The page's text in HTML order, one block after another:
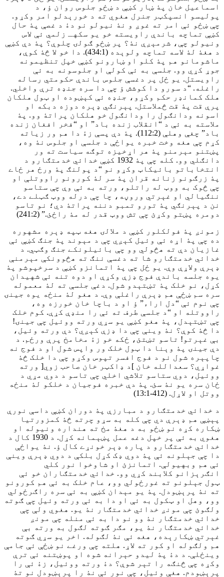
اسماعيل خان پۀ ښار کښې د ښځو جلوس روان ؤ، د
پوليسو انسپکټر جنرل هغوي ته د خورېدلو امر وکړو.
چې ښځو ئې امر ته غوږ و نۀ نيولو نو دۀ د غصې پۀ حال
کښې تماچه باندې راويسته خو يو سکهـ زلمي ئې لاس
ونيولو چې، شرمېږې نۀ؟ پر ښځو ګولۍ چلوې؟ پۀ دې کښې
د هغۀ لۀ لاسه تماچه ولوېده (434:1). دا خو لا څۀ کوې،
ماشومانو هم پۀ کلو او ښارونو کښې خپل تنظيمونه
جوړ کړي وو. جلسې به ئې کولې او جلوسونه به ئې
راويستل. يو ځل پر دغسې جلوس باندې حکومتي رساله
راغله. “د سورو دا کوشش ؤ چې دا سره جنډه ترې واخلي.
هلک کمانډر حکم وکړو، جنډه ئې کېښوده او ټول هلکان
پرې قت پۀ قت څملاستل. پېرنګي ډېره دوزه دبکه او
اسونه ودانګول را ودانګول خو هلکان پراتۀ وو. پۀ
ملاسته به ئې د “انقلاب زنده باد” او “فخر افغان زنده
باد” چغې وهلې (112:2). پۀ دې پسې زۀ دا هم ور زياته
کړم چې هغه وخت خبره يواځې د جلسې او جلوس نۀ وه،
پښتنو مېرمنو پۀ هر اړخيزه توګه سياست ته ور
دانګلي وو. کله چې پۀ 1932 کښې خدائي خدمتګارو د
انتخاباتو بائيکاټ وکړو نو “د پولنګ پۀ ورځ هر ځاے
پۀ زرګونو زنانه قران پۀ سر لۀ کورونو راووتلې او
چې څوک به ووټ له راتلو، ورته به ئې وې چې ستاسو
ننګيالي او غېرتي وروڼه، چا چې درله ووټ ګټلے دے،
نن د پېرنګي پۀ تورو تمبو دننه پراتۀ دي؛ نو تاسو
دومره پښتو وکړئ چې تش ووټ قدر له مۀ راځئ.” (241:2)
زمونږ پۀ فولکلور کښې د ملالۍ هغه ټپه ډېره مشهوره
ده چې پۀ اړه ئې وئيل کېږي چې د مېوند پۀ جنګ کښې ئې
غازيان دې ته هڅولي وو چې بائيلونکے جنګ وګټي. د
خدائي خدمتګارو شا ته دغسې ننګ ته هڅوونکې مېرمنې
ډېرې ولاړې وې. یو ځل چې پۀ اتمانزو کښې د سرخپوشو پۀ
يوه جلسه باندې فوج ډزې وکړې او دوه تنه ئې شهيدان
کړل، نو خلک پۀ تښتېدو شول. دغې جلسې ته لۀ معموله
سره سم ښځې هم ډېرې راغلې وې. د هغو لۀ منځه يوه جينۍ
چې نوم ئې “دل اراء” ؤ او د باچا خان خورزه وه،
راووتله او “د جلسې طرف ته ئې را منډې کړې. کوم خلک
چې تښتېدل، پۀ هغو کښې يو سړي ورته ووئيل چې جينۍ!
دا څۀ کوې؟ نۀ وينې چې دا ډزې کېږي؟ دې ورته وئيل،
بې غېرتو! تاسو تښتئ، ځکه خو زۀ مخامخ پرې ورځم. د
دې جينۍ پۀ وېنا دا ټول خلک ور واپس شول او د فوج نه
چاپېره شول نو د فوج افسر تپوس وکړو چې دا خلک څۀ
غواړي؟ سعدالله خان ]د ډاکټر خان صاحب زوي[ ورته
ووئيل، دوي ستاسو تلاشي اخلي چې تاسو د دوي مړي د
ځان سره يو نۀ سئ. پۀ دې خبره فوجيان د خلکو لۀ منځه
ووتل او لاړل. (412-13:1)
د خدائي خدمتګارو د مبارزې پۀ دوران کښې داسې نورې
پېښې هم ډېرې دي چې کله به سړو چرته څۀ کمزورتيا
ښکاره کړه نو ښځو به د هغۀ مخ ته هنداره ونيوله او
هغوي به ئې پر خپل دغه عمل پښېمانه کړل. د 1930 کال د
خدائي خدمتګارو د پاره ډېر خونړے کال ؤ. نۀ يواځې
دا چې جېلونه ئې پۀ دوي ډک کړل بلکې د دوي ډېرې وينې
ئې هم وبهيولې. اتمانزئ او شاوخوا نور کلي
انګرېزانو کلابند کړي وو. خدائي خدمتګاران خو ئې
ټول جېلونو ته غورځولي وو، عام خلک به ئې هم کورونو
ته نۀ پرېښودل. پۀ يو مېدان کښې به ئې سره راګرځولي
وو، وهل او ټکول به ئې او دا به ئې ورته وئيل چې ګوته
ولګوئ چې مونږ خدائي خدمتګار نۀ یو. هغوي ولې چې
خدائي خدمتګار نۀ وو نو دا به ئې منله چې مونږ
خدائي خدمتګار نۀ يو، مګر ګوته لګول به ورته بې
غېرتي ښکارېده، هغه ئې نۀ لګوله. اخر يو سړي ګوته
هم ولګوله او کور ته لاړ. هلته چې ورغے نو ښځې ئې جامې
وينځلې. د دۀ پۀ ليدو حېرانه شوه او پوښتنه ئې ترې
وکړه چې څنګه را تېر شوې؟ دۀ ورته ووئيل، زۀ ئې را
پرېښودم. هغې وئيل، چې نور ئې نۀ را پرېښودل نو تۀ